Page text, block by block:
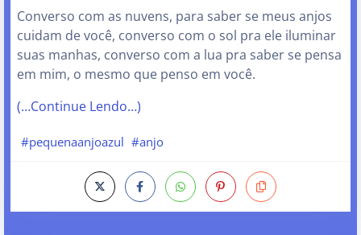
Converso com as nuvens, para saber se meus anjos
cuidam de você, converso com o sol pra ele iluminar
suas manhas, converso com a lua pra saber se pensa
em mim, o mesmo que penso em você.
(…Continue Lendo…)
#pequenaanjoazul #anjo